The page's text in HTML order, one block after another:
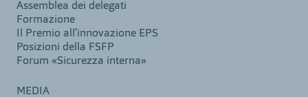
Assemblea dei delegati
Formazione
Il Premio all’innovazione EPS
Posizioni della FSFP
Forum «Sicurezza interna»
MEDIA